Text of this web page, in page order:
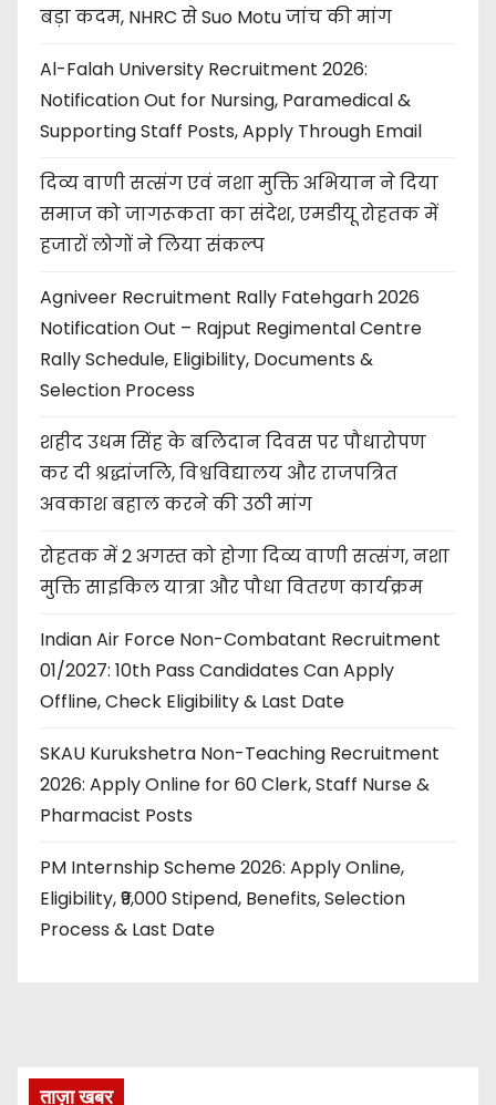
बड़ा कदम, NHRC से Suo Motu जांच की मांग
Al-Falah University Recruitment 2026:
Notification Out for Nursing, Paramedical &
Supporting Staff Posts, Apply Through Email
दिव्य वाणी सत्संग एवं नशा मुक्ति अभियान ने दिया
समाज को जागरूकता का संदेश, एमडीयू रोहतक में
हजारों लोगों ने लिया संकल्प
Agniveer Recruitment Rally Fatehgarh 2026
Notification Out – Rajput Regimental Centre
Rally Schedule, Eligibility, Documents &
Selection Process
शहीद उधम सिंह के बलिदान दिवस पर पौधारोपण
कर दी श्रद्धांजलि, विश्वविद्यालय और राजपत्रित
अवकाश बहाल करने की उठी मांग
रोहतक में 2 अगस्त को होगा दिव्य वाणी सत्संग, नशा
मुक्ति साइकिल यात्रा और पौधा वितरण कार्यक्रम
Indian Air Force Non-Combatant Recruitment
01/2027: 10th Pass Candidates Can Apply
Offline, Check Eligibility & Last Date
SKAU Kurukshetra Non-Teaching Recruitment
2026: Apply Online for 60 Clerk, Staff Nurse &
Pharmacist Posts
PM Internship Scheme 2026: Apply Online,
Eligibility, ₹9,000 Stipend, Benefits, Selection
Process & Last Date
ताज़ा खबर